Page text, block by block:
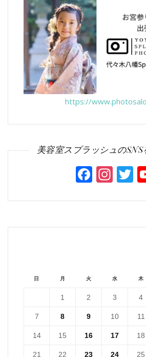
https://
美容室スプラッシュの
日 月 火 水 木
1 2 3 4
7 8 9 10 11
14 15 16 17 18
21 22 23 24 25